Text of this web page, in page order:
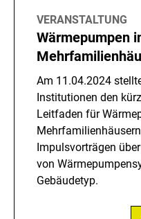
VERANSTALTUNG
Wärmepumpen
Am 11.04.2024
Institutionen den
Leitfaden für
Impulsvorträgen
von
Gebäudetyp.